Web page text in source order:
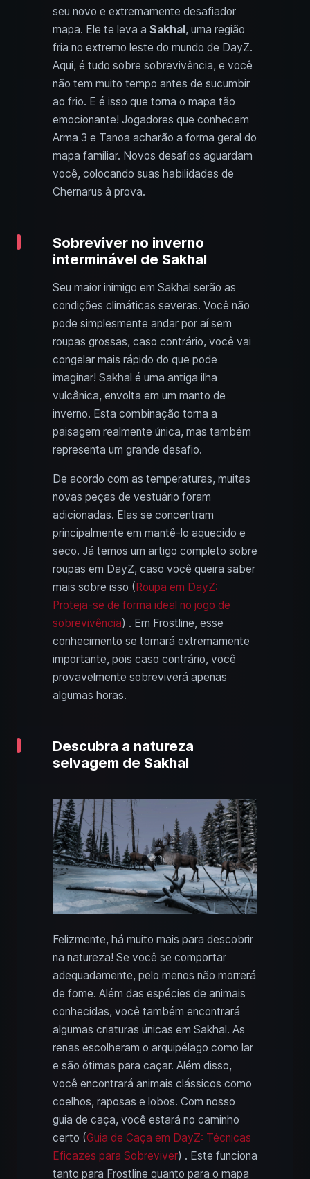
seu novo e extremamente desafiador
mapa. Ele te leva a Sakhal, uma região
fria no extremo leste do mundo de DayZ.
Aqui, é tudo sobre sobrevivência, e você
não tem muito tempo antes de sucumbir
ao frio. E é isso que torna o mapa tão
emocionante! Jogadores que conhecem
Arma 3 e Tanoa acharão a forma geral do
mapa familiar. Novos desafios aguardam
você, colocando suas habilidades de
Chernarus à prova.
Sobreviver no inverno
interminável de Sakhal
Seu maior inimigo em Sakhal serão as
condições climáticas severas. Você não
pode simplesmente andar por aí sem
roupas grossas, caso contrário, você vai
congelar mais rápido do que pode
imaginar! Sakhal é uma antiga ilha
vulcânica, envolta em um manto de
inverno. Esta combinação torna a
paisagem realmente única, mas também
representa um grande desafio.
De acordo com as temperaturas, muitas
novas peças de vestuário foram
adicionadas. Elas se concentram
principalmente em mantê-lo aquecido e
seco. Já temos um artigo completo sobre
roupas em DayZ, caso você queira saber
mais sobre isso (Roupa em DayZ:
Proteja-se de forma ideal no jogo de
sobrevivência) . Em Frostline, esse
conhecimento se tornará extremamente
importante, pois caso contrário, você
provavelmente sobreviverá apenas
algumas horas.
Descubra a natureza
selvagem de Sakhal
Felizmente, há muito mais para descobrir
na natureza! Se você se comportar
adequadamente, pelo menos não morrerá
de fome. Além das espécies de animais
conhecidas, você também encontrará
algumas criaturas únicas em Sakhal. As
renas escolheram o arquipélago como lar
e são ótimas para caçar. Além disso,
você encontrará animais clássicos como
coelhos, raposas e lobos. Com nosso
guia de caça, você estará no caminho
certo (Guia de Caça em DayZ: Técnicas
Eficazes para Sobreviver) . Este funciona
tanto para Frostline quanto para o mapa